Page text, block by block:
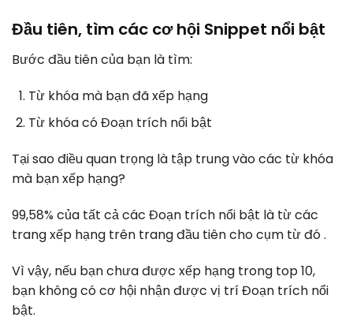
Đầu tiên, tìm các cơ hội Snippet nổi bật
Bước đầu tiên của bạn là tìm:
Từ khóa mà bạn đã xếp hạng
Từ khóa có Đoạn trích nổi bật
Tại sao điều quan trọng là tập trung vào các từ khóa
mà bạn xếp hạng?
99,58% của tất cả các Đoạn trích nổi bật là từ các
trang xếp hạng trên trang đầu tiên cho cụm từ đó .
Vì vậy, nếu bạn chưa được xếp hạng trong top 10,
bạn không có cơ hội nhận được vị trí Đoạn trích nổi
bật.